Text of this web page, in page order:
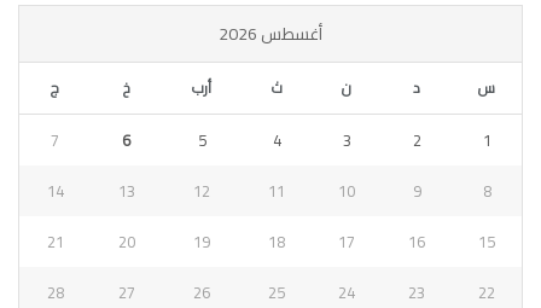
أغسطس 2026
س د ن ث أرب خ ج
1
2
3
4
5
6
7
8
9
10
11
12
13
14
15
16
17
18
19
20
21
22
23
24
25
26
27
28